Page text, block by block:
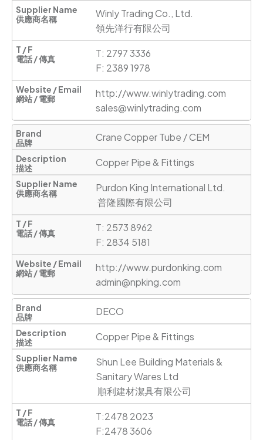
Winly Trading Co., Ltd.
領先洋行有限公司
T: 2797 3336
F: 2389 1978
http://www.winlytrading.com
sales@winlytrading.com
Crane Copper Tube / CEM
Copper Pipe & Fittings
Purdon King International Ltd.
普隆國際有限公司
T: 2573 8962
F: 2834 5181
http://www.purdonking.com
admin@npking.com
DECO
Copper Pipe & Fittings
Shun Lee Building Materials &
Sanitary Wares Ltd
順利建材潔具有限公司
T:2478 2023
F:2478 3606